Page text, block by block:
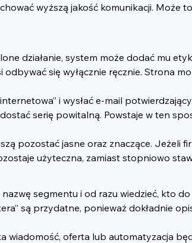
wyższą jakość komunikacji. Może
działanie, system może dodać mu
się wyłącznie ręcznie. Strona
i wysłać e-mail
serię powitalną. Powstaje w ten
pozostać jasne oraz znaczące. Jeżeli
użyteczna, zamiast stopniowo
segmentu i od razu wiedzieć, kto
są przydatne, ponieważ dokładnie
oferta lub automatyzacja